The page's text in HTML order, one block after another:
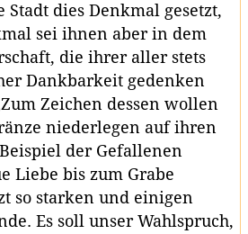
Stadt dies Denkmal gesetzt,
sei ihnen aber in dem
die ihrer aller stets
Dankbarkeit gedenken
Zeichen dessen wollen
niederlegen auf ihren
der Gefallenen
Liebe bis zum Grabe
so starken und einigen
Es soll unser Wahlspruch,